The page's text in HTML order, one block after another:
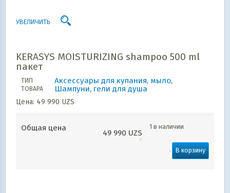
УВЕЛИЧИТЬ
KERASYS MOISTURIZING shampoo 500 ml
пакет
ТИП
ТОВАРА
Аксессуары для купания, мыло,
Шампуни, гели для душа
Цена: 49 990 UZS
Общая цена
49 990 UZS
1 в наличии
В корзину